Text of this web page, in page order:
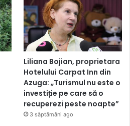
Liliana Bojian, proprietara
Hotelului Carpat Inn din
Azuga: „Turismul nu este o
investiție pe care să o
recuperezi peste noapte”
3 săptămâni ago